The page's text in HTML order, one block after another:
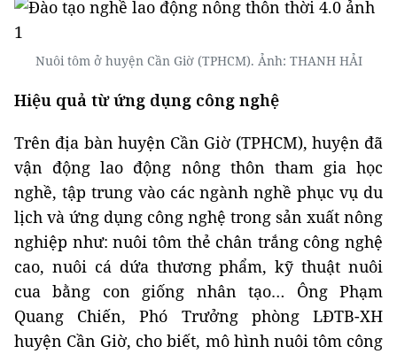
Nuôi tôm ở huyện Cần Giờ (TPHCM). Ảnh: THANH HẢI
Hiệu quả từ ứng dụng công nghệ
Trên địa bàn huyện Cần Giờ (TPHCM), huyện đã
vận động lao động nông thôn tham gia học
nghề, tập trung vào các ngành nghề phục vụ du
lịch và ứng dụng công nghệ trong sản xuất nông
nghiệp như: nuôi tôm thẻ chân trắng công nghệ
cao, nuôi cá dứa thương phẩm, kỹ thuật nuôi
cua bằng con giống nhân tạo… Ông Phạm
Quang Chiến, Phó Trưởng phòng LĐTB-XH
huyện Cần Giờ, cho biết, mô hình nuôi tôm công